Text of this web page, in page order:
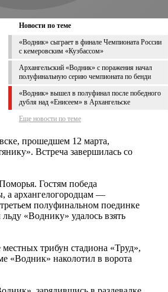
Новости по теме
«Водник» сыграет в финале Чемпионата России
с кемеровским «Кузбассом»
Архангельский «Водник» с поражения начал
полуфинальную серию чемпионата по бенди
«Водник» вышел в полуфинал после победного
дубля над «Енисеем» в Архангельске
Еще новости по теме
прошедшем 12 марта,
Встреча завершилась со
Гостям победа
а архангелогородцам —
полуфинальном поединке
«Воднику» удалось взять
трибун стадиона «Труд»,
«Водник» наколотил в ворота